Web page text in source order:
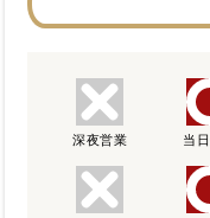
深夜営業 当